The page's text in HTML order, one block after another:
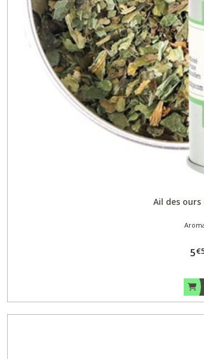
Ail des ours
5€